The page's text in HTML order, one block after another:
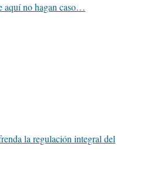
aquí no hagan caso…
la regulación integral del